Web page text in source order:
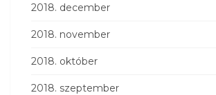
2018. december
2018. november
2018. október
2018. szeptember